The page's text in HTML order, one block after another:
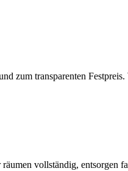
transparenten
vollständig, entsorgen